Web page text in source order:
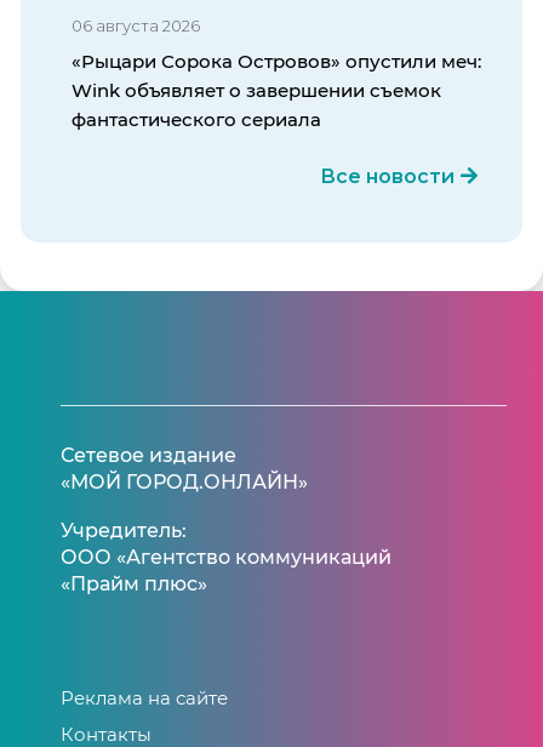
06 августа 2026
«Рыцари Сорока Островов» опустили меч:
Wink объявляет о завершении съемок
фантастического сериала
Все новости
Сетевое издание
«МОЙ ГОРОД.ОНЛАЙН»
Учредитель:
ООО «Агентство коммуникаций
«Прайм плюс»
Реклама на сайте
Контакты